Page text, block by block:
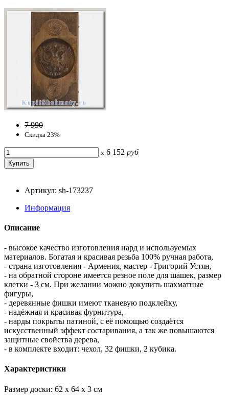
7 990
Скидка 23%
x 6 152 руб
Артикул: sh-173237
Информация
Описание
- высокое качество изготовления нард и используемых
материалов. Богатая и красивая резьба 100% ручная работа,
- страна изготовления - Армения, мастер - Григорий Устян,
- на обратной стороне имеется резное поле для шашек, размер
клетки - 3 см. При желании можно докупить шахматные
фигуры,
- деревянные фишки имеют тканевую подклейку,
- надёжная и красивая фурнитура,
- нарды покрыты патиной, с её помощью создаётся
искусственный эффект состаривания, а так же повышаются
защитные свойства дерева,
- в комплекте входит: чехол, 32 фишки, 2 кубика.
Характеристики
Размер доски: 62 x 64 x 3 см